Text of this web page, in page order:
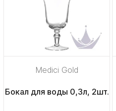
Medici Gold
Бокал для воды 0,3л, 2шт.